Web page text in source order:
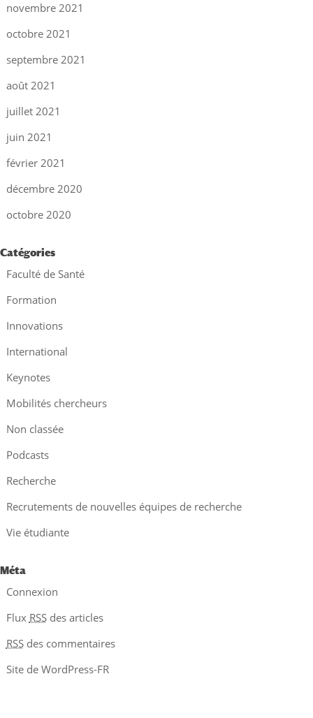
novembre 2021
octobre 2021
septembre 2021
août 2021
juillet 2021
juin 2021
février 2021
décembre 2020
octobre 2020
Catégories
Faculté de Santé
Formation
Innovations
International
Keynotes
Mobilités chercheurs
Non classée
Podcasts
Recherche
Recrutements de nouvelles équipes de recherche
Vie étudiante
Méta
Connexion
Flux RSSdes articles
RSSdes commentaires
Site de WordPress-FR